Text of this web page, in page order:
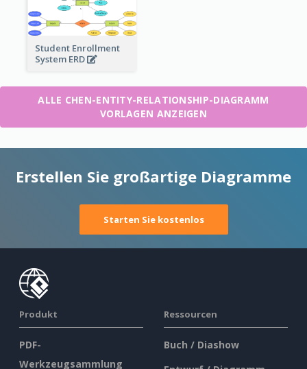
Student Enrollment
System ERD
ALLE CHEN-ENTITY-RELATIONSHIP-DIAGRAMM
VORLAGEN ANZEIGEN
Erstellen Sie großartige Diagramme
Starten Sie kostenlos
Produkt
PDF-
Werkzeugsammlung
Ressourcen
Buch / Diashow